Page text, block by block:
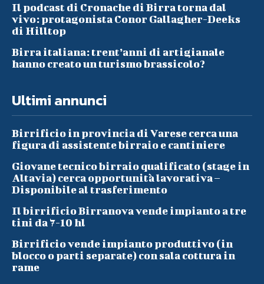
Il podcast di Cronache di Birra torna dal
vivo: protagonista Conor Gallagher-Deeks
di Hilltop
Birra italiana: trent’anni di artigianale
hanno creato un turismo brassicolo?
Ultimi annunci
Birrificio in provincia di Varese cerca una
figura di assistente birraio e cantiniere
Giovane tecnico birraio qualificato (stage in
Altavia) cerca opportunità lavorativa –
Disponibile al trasferimento
Il birrificio Birranova vende impianto a tre
tini da 7-10 hl
Birrificio vende impianto produttivo (in
blocco o parti separate) con sala cottura in
rame